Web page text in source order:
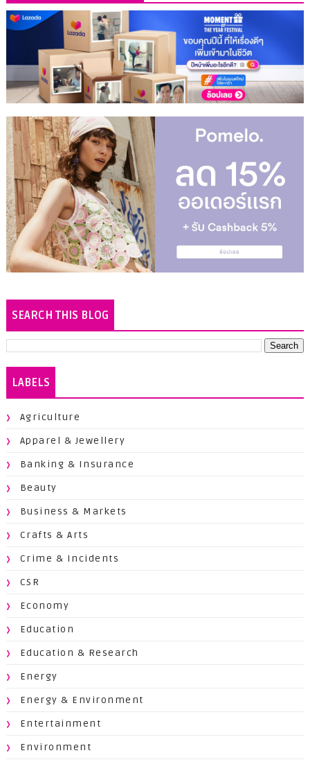
SEARCH THIS BLOG
LABELS
Agriculture
Apparel & Jewellery
Banking & Insurance
Beauty
Business & Markets
Crafts & Arts
Crime & Incidents
CSR
Economy
Education
Education & Research
Energy
Energy & Environment
Entertainment
Environment